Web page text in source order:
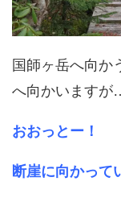
国師ヶ岳へ向か
へ向かいますが
おおっとー！
断崖に向かって